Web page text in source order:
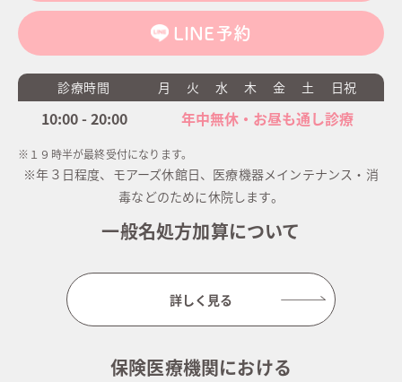
LINE予約
診療時間 月 火 水 木 金 土 日祝
10:00 - 20:00 年中無休・お昼も通し診療
※１９時半が最終受付になります。
※年３日程度、モアーズ休館日、医療機器メインテナンス・消
毒などのために休院します。
一般名処方加算について
詳しく見る
保険医療機関における